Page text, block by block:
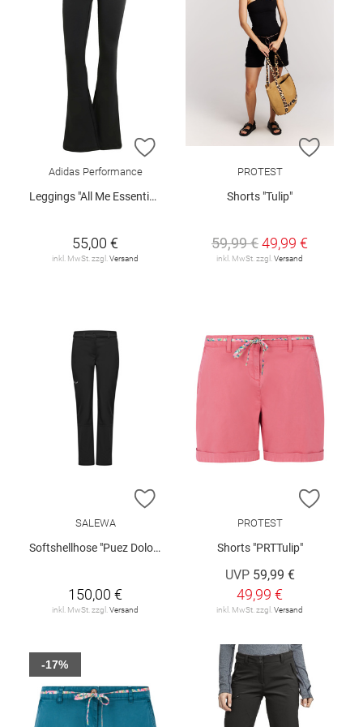
ZUR WUNSCHLISTE HINZUFÜGEN
Adidas Performance
Leggings "All Me Essentials Flare"
55,00 €
inkl. MwSt. zzgl. Versand
ZUR
PROTEST
Shorts "Tulip"
59,99 €49,99 €
inkl. MwSt. zzgl. Versand
ZUR WUNSCHLISTE HINZUFÜGEN
SALEWA
Softshellhose "Puez Dolomia 2"
150,00 €
inkl. MwSt. zzgl. Versand
ZUR
PROTEST
Shorts "PRTTulip"
UVP 59,99 €
49,99 €
inkl. MwSt. zzgl. Versand
-17%